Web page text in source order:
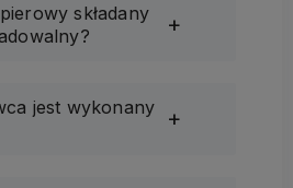
składany
jest wykonany